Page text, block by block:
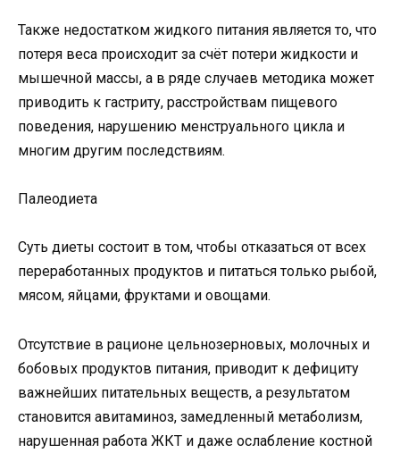
Также недостатком жидкого питания является то, что
потеря веса происходит за счёт потери жидкости и
мышечной массы, а в ряде случаев методика может
приводить к гастриту, расстройствам пищевого
поведения, нарушению менструального цикла и
многим другим последствиям.
Палеодиета
Суть диеты состоит в том, чтобы отказаться от всех
переработанных продуктов и питаться только рыбой,
мясом, яйцами, фруктами и овощами.
Отсутствие в рационе цельнозерновых, молочных и
бобовых продуктов питания, приводит к дефициту
важнейших питательных веществ, а результатом
становится авитаминоз, замедленный метаболизм,
нарушенная работа ЖКТ и даже ослабление костной